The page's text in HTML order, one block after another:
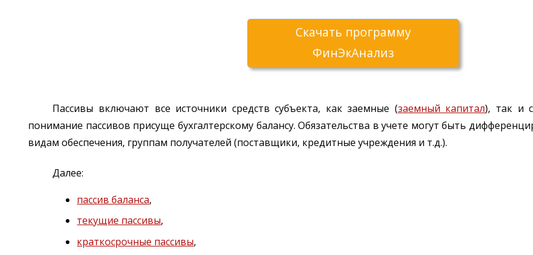
Скачать программу
ФинЭкАнализ
Пассивы включают все источники средств субъекта, как заемные (заемный капитал), так и
понимание пассивов присуще бухгалтерскому балансу. Обязательства в учете могут быть
видам обеспечения, группам получателей (поставщики, кредитные учреждения и т.д.).
Далее:
пассив баланса,
текущие пассивы,
краткосрочные пассивы,